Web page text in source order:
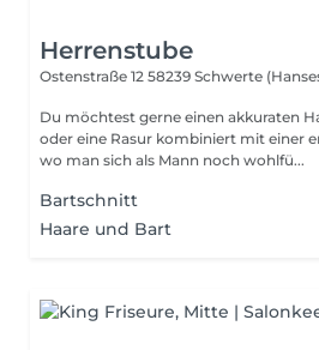
Herrenstube
Ostenstraße 12 58239 Schwerte
Du möchtest gerne einen akkuraten
oder eine Rasur kombiniert mit einer
wo man sich als Mann noch wohlfü...
Bartschnitt
Haare und Bart